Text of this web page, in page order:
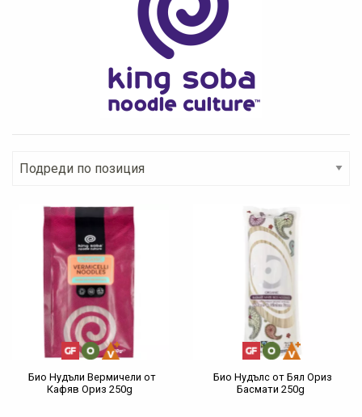
Био Нудъли Вермичели от
Кафяв Ориз 250g
Био Нудълс от Бял Ориз
Басмати 250g